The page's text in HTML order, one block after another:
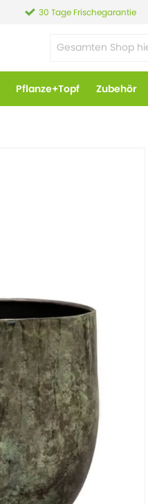
30 Tage Frischegarantie
Pflanze+Topf Zubehör